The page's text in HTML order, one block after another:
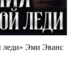
леди» Эми Эванс